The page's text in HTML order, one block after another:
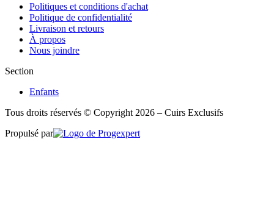
Politiques et conditions d'achat
Politique de confidentialité
Livraison et retours
À propos
Nous joindre
Section
Enfants
Tous droits réservés © Copyright 2026 – Cuirs Exclusifs
Propulsé par